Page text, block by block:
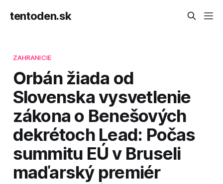
tentoden.sk
ZAHRANICIE
Orbán žiada od
Slovenska vysvetlenie
zákona o Benešových
dekrétoch Lead: Počas
summitu EÚ v Bruseli
maďarský premiér